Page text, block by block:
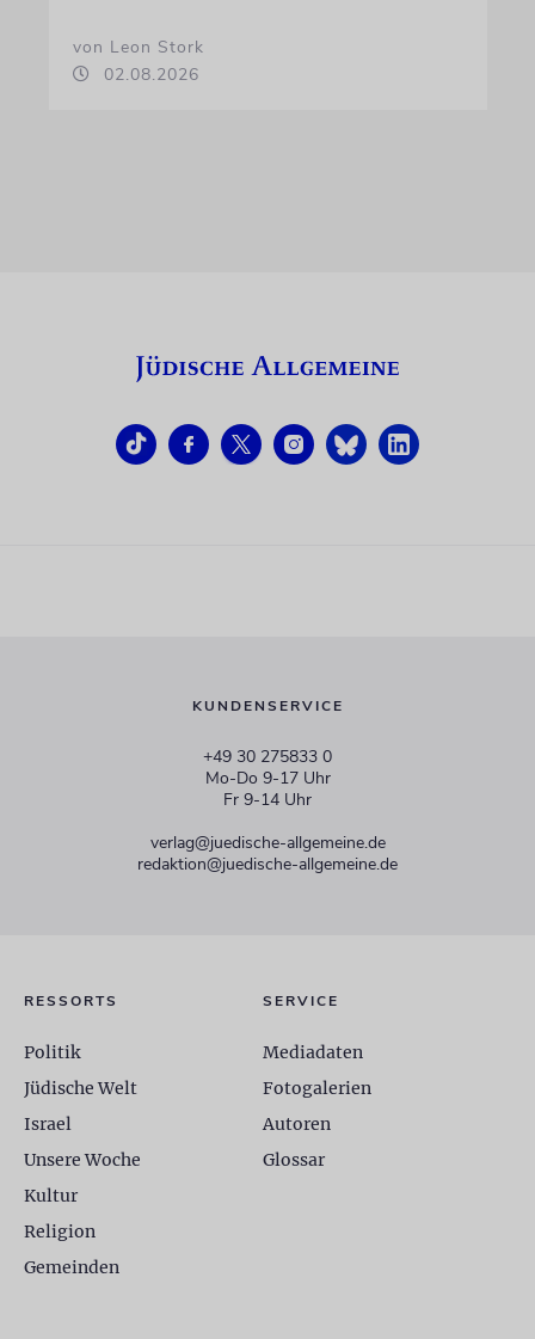
von Leon Stork
02.08.2026
KUNDENSERVICE
+49 30 275833 0
Mo-Do 9-17 Uhr
Fr 9-14 Uhr
verlag@juedische-allgemeine.de
redaktion@juedische-allgemeine.de
RESSORTS
Politik
Jüdische Welt
Israel
Unsere Woche
Kultur
Religion
Gemeinden
SERVICE
Mediadaten
Fotogalerien
Autoren
Glossar